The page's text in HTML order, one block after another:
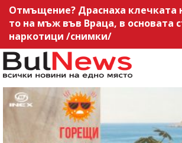
Отмъщение? Драснаха клечката
то на мъж във Враца, в основата
наркотици /снимки/